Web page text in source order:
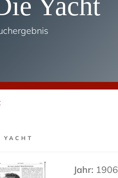
Yacht
YACHT
Jahr: 1906